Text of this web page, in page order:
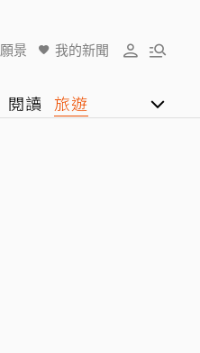
願景 我的新聞
閱讀 旅遊